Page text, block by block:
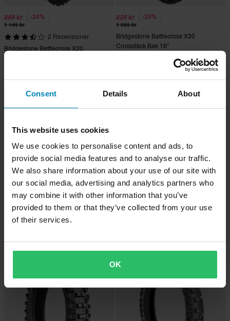
Consent Details About
This website uses cookies
We use cookies to personalise content and ads, to
provide social media features and to analyse our traffic.
We also share information about your use of our site with
our social media, advertising and analytics partners who
may combine it with other information that you’ve
provided to them or that they’ve collected from your use
of their services.
OK
869 kr -24%
1 149 kr
2 Recensioner
Bridgestone Battlecross X20
829 kr -25%
1 099 kr
Bridgestone Battlecross X30
Crossdäck Bak 16"
Superpris!
1 199 kr -20%
Bridgestone Battlecross X31
Crossdäck Bak 19"
Från1 099 kr -21%
1 399 kr
1 Recensioner